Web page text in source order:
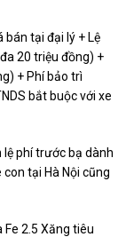
bán tại đại lý + Lệ
20 triệu đồng) +
+ Phí bảo trì
bắt buộc với xe
lệ phí trước bạ dành
tại Hà Nội cũng
Fe 2.5 Xăng tiêu